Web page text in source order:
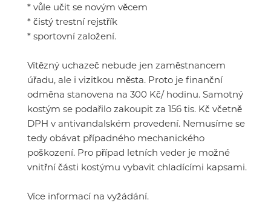
* vůle učit se novým věcem
* čistý trestní rejstřík
* sportovní založení.
Vítězný uchazeč nebude jen zaměstnancem
úřadu, ale i vizitkou města. Proto je finanční
odměna stanovena na 300 Kč/ hodinu. Samotný
kostým se podařilo zakoupit za 156 tis. Kč včetně
DPH v antivandalském provedení. Nemusíme se
tedy obávat případného mechanického
poškození. Pro případ letních veder je možné
vnitřní části kostýmu vybavit chladícími kapsami.
Více informací na vyžádání.